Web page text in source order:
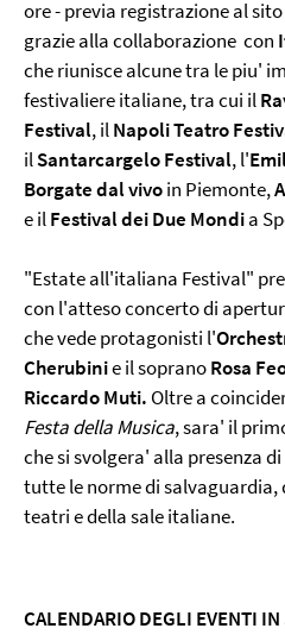
ore - previa registrazione al
grazie alla collaborazione con
che riunisce alcune tra le piu'
festivaliere italiane, tra cui il
Festival, ilNapoli Teatro
ilSantarcargelo Festival, l'
Borgate dal vivoin Piemonte,
e ilFestival dei Due Mondia
"Estate all'italiana Festival"
con l'atteso concerto di
che vede protagonisti l'
Cherubinie il sopranoRosa
Riccardo Muti. Oltre a
Festa della Musica, sara' il
che si svolgera' alla presenza
tutte le norme di salvaguardia,
teatri e della sale italiane.
CALENDARIO DEGLI EVENTI